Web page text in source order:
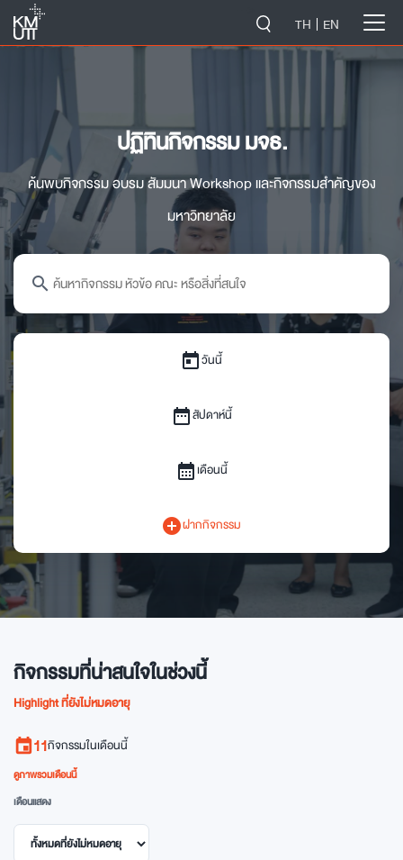
TH EN
ปฏิทินกิจกรรม มจธ.
ค้นพบกิจกรรม อบรม สัมมนา Workshop และกิจกรรมสำคัญของ
มหาวิทยาลัย
search
todayวันนี้
date_rangeสัปดาห์นี้
calendar_monthเดือนนี้
add_circleฝากกิจกรรม
กิจกรรมที่น่าสนใจในช่วงนี้
Highlight ที่ยังไม่หมดอายุ
event11กิจกรรมในเดือนนี้
ดูภาพรวมเดือนนี้
เดือนแสดง